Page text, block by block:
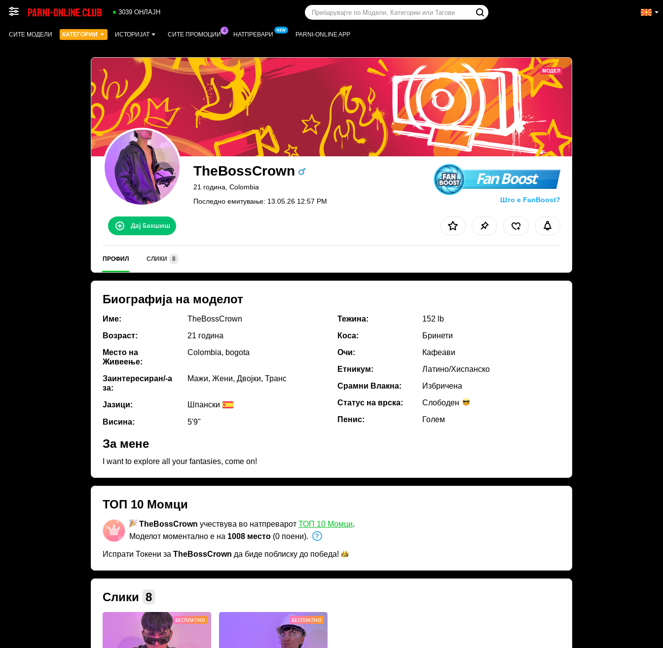
3039 ОНЛАЈН
СИТЕ МОДЕЛИ КАТЕГОРИИ ИСТОРИЈАТ СИТЕ ПРОМОЦИИ НАТПРЕВАРИ PARNI-ONLINE APP
TheBossCrown
21 година, Colombia
Последно емитување: 13.05.26 12:57 PM
Fan Boost
Што е FanBoost?
Дај Бакшиш
ПРОФИЛ СЛИКИ 8
Биографија на моделот
Име:
TheBossCrown
Возраст:
21 година
Место на
Живеење:
Colombia, bogota
Заинтересиран/-а
за:
Мажи, Жени, Двојки, Транс
Јазици: Шпански
Висина: 5'9"
Тежина:
152 lb
Коса:
Бринети
Очи:
Кафеави
Етникум:
Латино/Хиспанско
Срамни Влакна:
Избричена
Статус на врска:
Слободен
Пенис:
Голем
За мене
I want to explore all your fantasies, come on!
ТОП 10 Момци
TheBossCrown учествува во натпреварот ТОП 10 Момци.
Моделот моментално е на 1008 место (0 поени).
Испрати Токени за TheBossCrown да биде поблиску до победа!
Слики 8
БЕСПЛАТНО БЕСПЛАТНО